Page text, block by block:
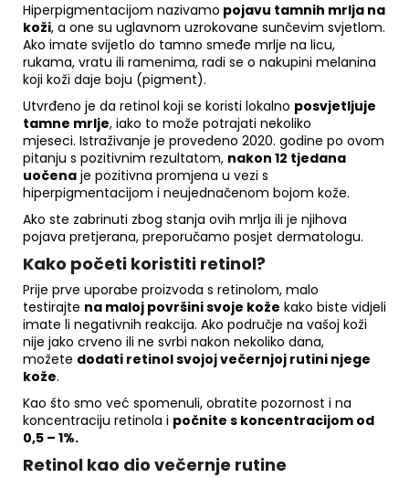
Hiperpigmentacijom nazivamo pojavu tamnih mrlja na
koži, a one su uglavnom uzrokovane sunčevim svjetlom.
Ako imate svijetlo do tamno smeđe mrlje na licu,
rukama, vratu ili ramenima, radi se o nakupini melanina
koji koži daje boju (pigment).
Utvrđeno je da retinol koji se koristi lokalno posvjetljuje
tamne mrlje, iako to može potrajati nekoliko
mjeseci. Istraživanje je provedeno 2020. godine po ovom
pitanju s pozitivnim rezultatom, nakon 12 tjedana
uočena je pozitivna promjena u vezi s
hiperpigmentacijom i neujednačenom bojom kože.
Ako ste zabrinuti zbog stanja ovih mrlja ili je njihova
pojava pretjerana, preporučamo posjet dermatologu.
Kako početi koristiti retinol?
Prije prve uporabe proizvoda s retinolom, malo
testirajte na maloj površini svoje kože kako biste vidjeli
imate li negativnih reakcija. Ako područje na vašoj koži
nije jako crveno ili ne svrbi nakon nekoliko dana,
možete dodati retinol svojoj večernjoj rutini njege
kože.
Kao što smo već spomenuli, obratite pozornost i na
koncentraciju retinola i počnite s koncentracijom od
0,5 – 1%.
Retinol kao dio večernje rutine